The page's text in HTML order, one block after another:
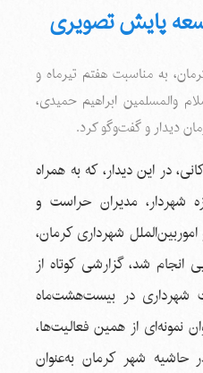
پایش تصویری
به مناسبت هفتم تیرماه و
والمسلمین ابراهیم حمیدی،
دیدار و گفت‌وگو کرد.
در این دیدار، که به همراه
شهردار، مدیران حراست و
شهرداری کرمان،
انجام شد، گزارشی کوتاه از
شهرداری در بیست‌هشت‌ماه
نمونه‌ای از همین فعالیت‌ها،
شهر کرمان به‌عنوان